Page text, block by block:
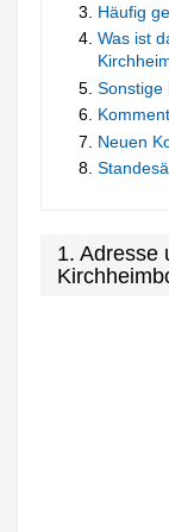
Häufig
Was ist
Sonstige
Neuen
1. Adresse